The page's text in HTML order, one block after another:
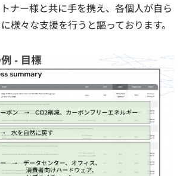
ナー様と共に手を携え、各個人が自ら
様々な支援を行うと謳っております。